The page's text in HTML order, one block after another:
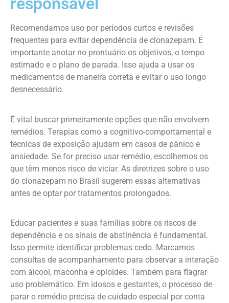
Recomendamos uso por períodos curtos e revisões
frequentes para evitar dependência de clonazepam. É
importante anotar no prontuário os objetivos, o tempo
estimado e o plano de parada. Isso ajuda a usar os
medicamentos de maneira correta e evitar o uso longo
desnecessário.
É vital buscar primeiramente opções que não envolvem
remédios. Terapias como a cognitivo-comportamental e
técnicas de exposição ajudam em casos de pânico e
ansiedade. Se for preciso usar remédio, escolhemos os
que têm menos risco de viciar. As diretrizes sobre o uso
do clonazepam no Brasil sugerem essas alternativas
antes de optar por tratamentos prolongados.
Educar pacientes e suas famílias sobre os riscos de
dependência e os sinais de abstinência é fundamental.
Isso permite identificar problemas cedo. Marcamos
consultas de acompanhamento para observar a interação
com álcool, maconha e opioides. Também para flagrar
uso problemático. Em idosos e gestantes, o processo de
parar o remédio precisa de cuidado especial por conta